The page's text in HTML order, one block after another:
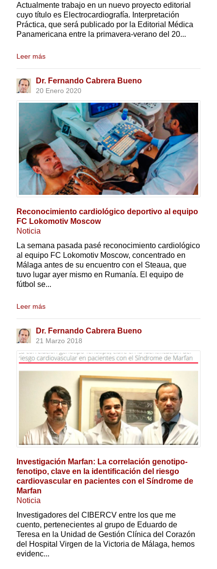
Actualmente trabajo en un nuevo proyecto editorial
cuyo título es Electrocardiografía. Interpretación
Práctica, que será publicado por la Editorial Médica
Panamericana entre la primavera-verano del 20...
Leer más
Dr. Fernando Cabrera Bueno
20 Enero 2020
Reconocimiento cardiológico deportivo al equipo
FC Lokomotiv Moscow
Noticia
La semana pasada pasé reconocimiento cardiológico
al equipo FC Lokomotiv Moscow, concentrado en
Málaga antes de su encuentro con el Steaua, que
tuvo lugar ayer mismo en Rumanía. El equipo de
fútbol se...
Leer más
Dr. Fernando Cabrera Bueno
21 Marzo 2018
Investigación Marfan: La correlación genotipo-
fenotipo, clave en la identificación del riesgo
cardiovascular en pacientes con el Síndrome de
Marfan
Noticia
Investigadores del CIBERCV entre los que me
cuento, pertenecientes al grupo de Eduardo de
Teresa en la Unidad de Gestión Clínica del Corazón
del Hospital Virgen de la Victoria de Málaga, hemos
evidenc...